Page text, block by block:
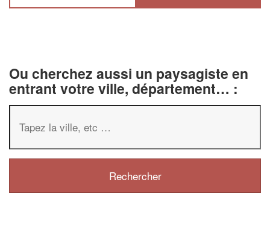
Ou cherchez aussi un paysagiste en
entrant votre ville, département… :